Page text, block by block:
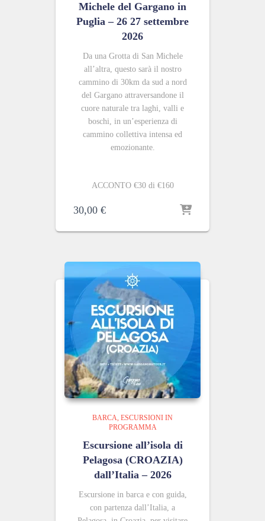
Michele del Gargano in
Puglia – 26 27 settembre
2026
Da una Grotta di San Michele
all’altra, questo sarà il nostro
cammino di 30km da sud a nord
del Gargano attraversandone il
cuore naturale tra laghi, valli e
boschi, in un’esperienza di
cammino collettiva intensa ed
emozionante.
ACCONTO €30 di €160
30,00 €
BARCA ESCURSIONI IN
PROGRAMMA
Escursione all’isola di
Pelagosa (CROAZIA)
dall’Italia – 2026
Escursione in barca e con guida,
con partenza dall’Italia, a